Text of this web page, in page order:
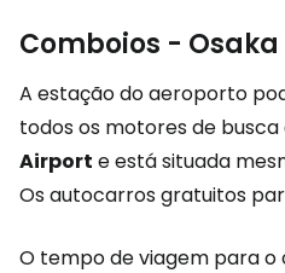
Comboios - Osaka
A estação do aeroporto
todos os motores de
Airport e está situada
Os autocarros gratuitos
O tempo de viagem para o